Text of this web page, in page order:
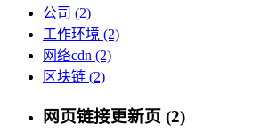
公司 (2)
工作环境 (2)
网络cdn (2)
区块链 (2)
网页链接更新页 (2)